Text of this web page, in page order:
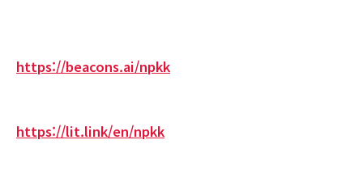
https://beacons.ai/npkk
https://lit.link/en/npkk